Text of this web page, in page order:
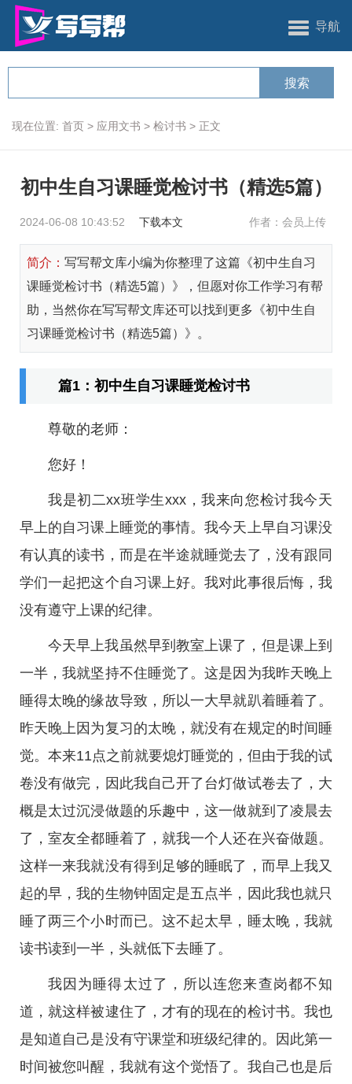
导航
现在位置: 首页 > 应用文书 > 检讨书 > 正文
初中生自习课睡觉检讨书（精选5篇）
2024-06-08 10:43:52 下载本文 作者：会员上传
简介： 写写帮文库小编为你整理了这篇《初中生自习
课睡觉检讨书（精选5篇）》，但愿对你工作学习有帮
助，当然你在写写帮文库还可以找到更多《初中生自
习课睡觉检讨书（精选5篇）》。
篇1：初中生自习课睡觉检讨书
尊敬的老师：
您好！
我是初二xx班学生xxx，我来向您检讨我今天
早上的自习课上睡觉的事情。我今天上早自习课没
有认真的读书，而是在半途就睡觉去了，没有跟同
学们一起把这个自习课上好。我对此事很后悔，我
没有遵守上课的纪律。
今天早上我虽然早到教室上课了，但是课上到
一半，我就坚持不住睡觉了。这是因为我昨天晚上
睡得太晚的缘故导致，所以一大早就趴着睡着了。
昨天晚上因为复习的太晚，就没有在规定的时间睡
觉。本来11点之前就要熄灯睡觉的，但由于我的试
卷没有做完，因此我自己开了台灯做试卷去了，大
概是太过沉浸做题的乐趣中，这一做就到了凌晨去
了，室友全都睡着了，就我一个人还在兴奋做题。
这样一来我就没有得到足够的睡眠了，而早上我又
起的早，我的生物钟固定是五点半，因此我也就只
睡了两三个小时而已。这不起太早，睡太晚，我就
读书读到一半，头就低下去睡了。
我因为睡得太过了，所以连您来查岗都不知
道，就这样被逮住了，才有的现在的检讨书。我也
是知道自己是没有守课堂和班级纪律的。因此第一
时间被您叫醒，我就有这个觉悟了。我自己也是后